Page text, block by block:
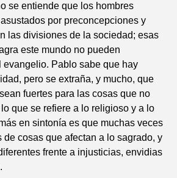
se entiende que los hombres
por preconcepciones y
las divisiones de la sociedad; esas
este mundo no pueden
evangelio. Pablo sabe que hay
pero se extraña, y mucho, que
fuertes para las cosas que no
que se refiere a lo religioso y a lo
en sintonía es que muchas veces
de cosas que afectan a lo sagrado, y
frente a injusticias, envidias